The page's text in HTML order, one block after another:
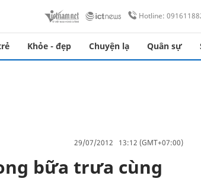
Hotline:
Khỏe - đẹp Chuyện lạ Quân sự
29/07/2012 13:12 (GMT+07:00)
bữa trưa cùng